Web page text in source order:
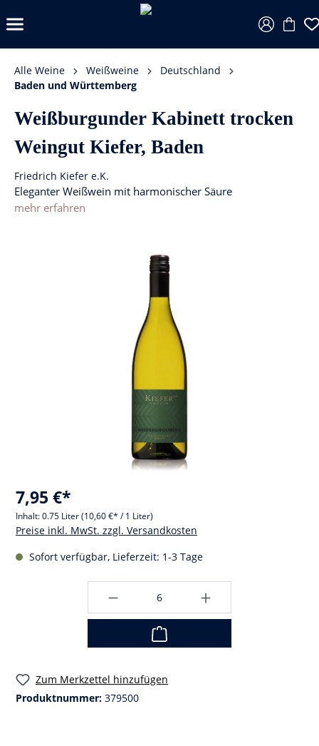
Alle Weine Weißweine
Deutschland
Baden und Württemberg
Weißburgunder Kabinett trocken
Weingut Kiefer, Baden
Friedrich Kiefer e.K.
Eleganter Weißwein mit harmonischer Säure
mehr erfahren
7,95 €*
Inhalt:0.75 Liter(10,60 €* / 1 Liter)
Preise inkl. MwSt. zzgl. Versandkosten
Sofort verfügbar, Lieferzeit: 1-3 Tage
Zum Merkzettel hinzufügen
Produktnummer: 379500